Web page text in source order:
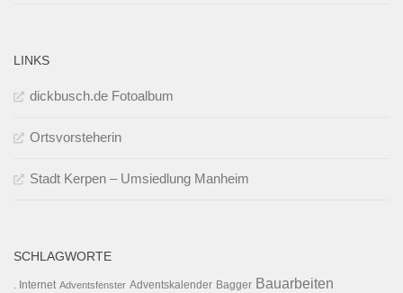
LINKS
dickbusch.de Fotoalbum
Ortsvorsteherin
Stadt Kerpen – Umsiedlung Manheim
SCHLAGWORTE
. Internet Adventsfenster Adventskalender Bagger Bauarbeiten